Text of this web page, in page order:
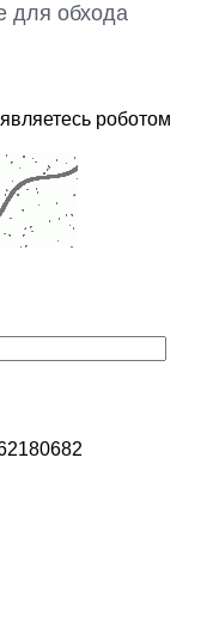
для обхода
роботом